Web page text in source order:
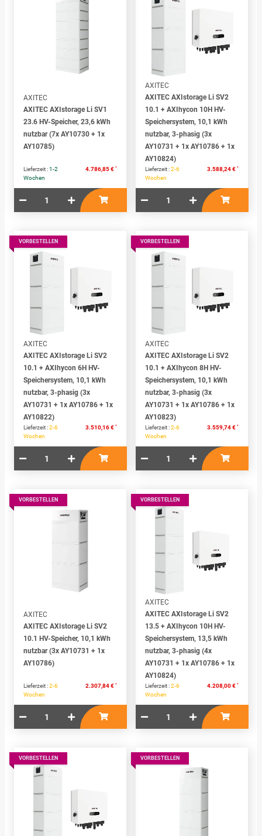
AXITEC
AXITEC AXIstorage Li SV1
23.6 HV-Speicher, 23,6 kWh
nutzbar (7x AY10730 + 1x
AY10785)
Lieferzeit :1-2
Wochen
4.786,85 € *
AXITEC
AXITEC AXIstorage Li SV2
10.1 + AXIhycon 10H HV-
Speichersystem, 10,1 kWh
nutzbar, 3-phasig (3x
AY10731 + 1x AY10786 + 1x
AY10824)
Lieferzeit :2-6
Wochen
3.588,24 € *
VORBESTELLEN
AXITEC
AXITEC AXIstorage Li SV2
10.1 + AXIhycon 6H HV-
Speichersystem, 10,1 kWh
nutzbar, 3-phasig (3x
AY10731 + 1x AY10786 + 1x
AY10822)
Lieferzeit :2-6
Wochen
3.510,16 € *
VORBESTELLEN
AXITEC
AXITEC AXIstorage Li SV2
10.1 + AXIhycon 8H HV-
Speichersystem, 10,1 kWh
nutzbar, 3-phasig (3x
AY10731 + 1x AY10786 + 1x
AY10823)
Lieferzeit :2-6
Wochen
3.559,74 € *
VORBESTELLEN
AXITEC
AXITEC AXIstorage Li SV2
10.1 HV-Speicher, 10,1 kWh
nutzbar (3x AY10731 + 1x
AY10786)
Lieferzeit :2-6
Wochen
2.307,84 € *
VORBESTELLEN
AXITEC
AXITEC AXIstorage Li SV2
13.5 + AXIhycon 10H HV-
Speichersystem, 13,5 kWh
nutzbar, 3-phasig (4x
AY10731 + 1x AY10786 + 1x
AY10824)
Lieferzeit :2-6
Wochen
4.208,00 € *
VORBESTELLEN VORBESTELLEN